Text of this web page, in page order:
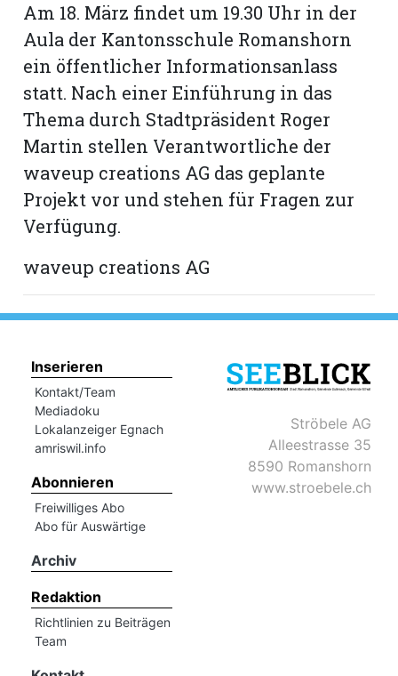
Am 18. März findet um 19.30 Uhr in der
Aula der Kantonsschule Romanshorn
ein öffentlicher Informationsanlass
statt. Nach einer Einführung in das
Thema durch Stadtpräsident Roger
Martin stellen Verantwortliche der
waveup creations AG das geplante
Projekt vor und stehen für Fragen zur
Verfügung.
waveup creations AG
Inserieren
Kontakt/Team
Mediadoku
Lokalanzeiger Egnach
amriswil.info
Abonnieren
Freiwilliges Abo
Abo für Auswärtige
Archiv
Redaktion
Richtlinien zu Beiträgen
Team
Ströbele AG
Alleestrasse 35
8590 Romanshorn
www.stroebele.ch